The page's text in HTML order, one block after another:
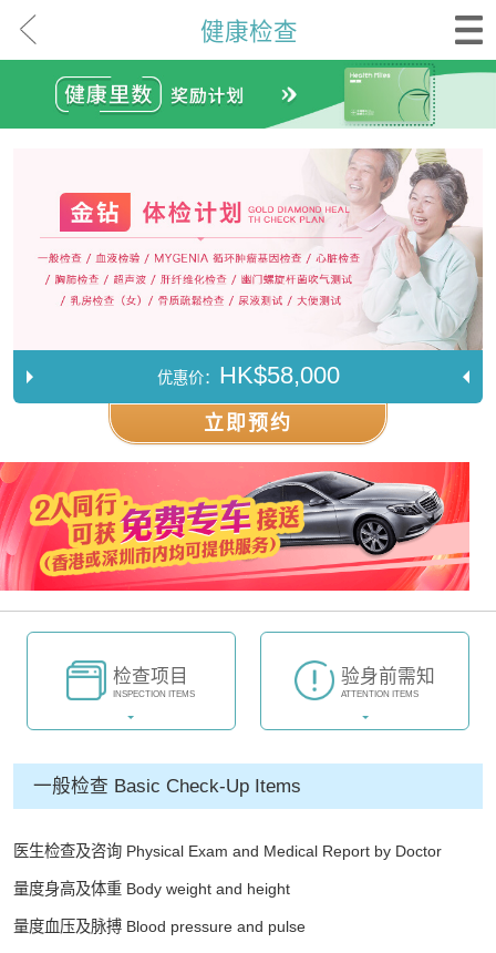
健康检查
优惠价： HK$58,000
立即预约
检查项目
INSPECTION ITEMS
验身前需知
ATTENTION ITEMS
一般检查 Basic Check-Up Items
医生检查及咨询 Physical Exam and Medical Report by Doctor
量度身高及体重 Body weight and height
量度血压及脉搏 Blood pressure and pulse